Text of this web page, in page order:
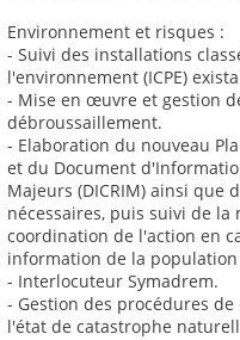
Environnement et risques :
- Suivi des installations
l'environnement (ICPE)
- Mise en œuvre et gestion
débroussaillement.
- Elaboration du nouveau
et du Document
Majeurs (DICRIM) ainsi que
nécessaires, puis suivi de
coordination de l'action en
information de la
- Interlocuteur Symadrem.
- Gestion des procédures
l'état de catastrophe